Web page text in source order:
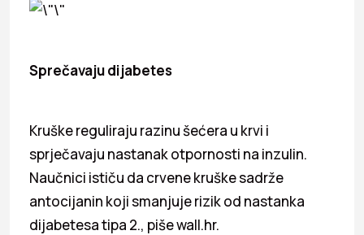
Sprečavaju dijabetes
Kruške reguliraju razinu šećera u krvi i
sprječavaju nastanak otpornosti na inzulin.
Naučnici ističu da crvene kruške sadrže
antocijanin koji smanjuje rizik od nastanka
dijabetesa tipa 2., piše wall.hr.